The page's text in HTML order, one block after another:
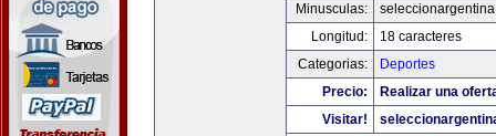
Minusculas:
Longitud:
18 caracteres
Categorias:
Deportes
Precio:
Realizar una
Visitar!